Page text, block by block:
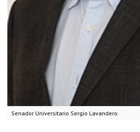
Senador Universitario Sergio Lavandero.